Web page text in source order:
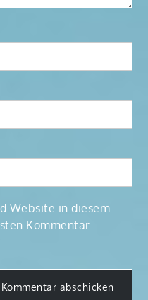
Website in diesem
Kommentar